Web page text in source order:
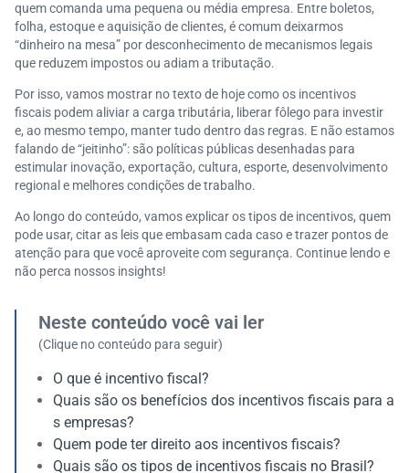
quem comanda uma pequena ou média empresa. Entre boletos,
folha, estoque e aquisição de clientes, é comum deixarmos
“dinheiro na mesa” por desconhecimento de mecanismos legais
que reduzem impostos ou adiam a tributação.
Por isso, vamos mostrar no texto de hoje como os incentivos
fiscais podem aliviar a carga tributária, liberar fôlego para investir
e, ao mesmo tempo, manter tudo dentro das regras. E não estamos
falando de “jeitinho”: são políticas públicas desenhadas para
estimular inovação, exportação, cultura, esporte, desenvolvimento
regional e melhores condições de trabalho.
Ao longo do conteúdo, vamos explicar os tipos de incentivos, quem
pode usar, citar as leis que embasam cada caso e trazer pontos de
atenção para que você aproveite com segurança. Continue lendo e
não perca nossos insights!
Neste conteúdo você vai ler
(Clique no conteúdo para seguir)
O que é incentivo fiscal?
Quais são os benefícios dos incentivos fiscais para a
s empresas?
Quem pode ter direito aos incentivos fiscais?
Quais são os tipos de incentivos fiscais no Brasil?